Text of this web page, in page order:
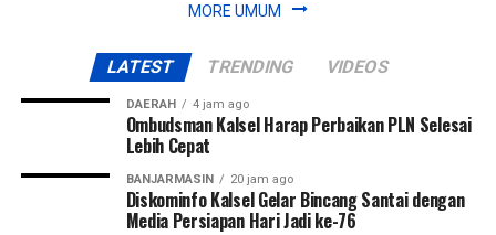
berlangsung meriah dan dihadiri oleh Staf Ahli Menteri
Lingkungan Hidup RI Hanifah Dwi Nirwana, Wakil Ketua
DPRD Provinsi Kalsel, H. Muhammad Alpiya Rahman,
Bupati Kotabaru H. Muhammad Rusli beserta Ketua TP
PKK Kabupaten Kotabaru Suci Anisa Rusli, Wakil Bupati
Kotabaru H. Syairi Mukhlis beserta Ketua Yayasan Jantung
Indonesia Kabupaten Kotabaru Siti Hadijah Syairi Mukhlis,
MORE UMUM
LATEST TRENDING VIDEOS
DAERAH 4 jam ago
Ombudsman Kalsel Harap Perbaikan PLN Selesai
Lebih Cepat
BANJARMASIN 20 jam ago
Diskominfo Kalsel Gelar Bincang Santai dengan
Media Persiapan Hari Jadi ke-76